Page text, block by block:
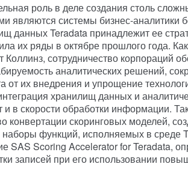
роль в деле создания столь
являются системы бизнес-аналитики
данных Teradata принадлежит ее
их ряды в октябре прошлого года.
Коллинз, сотрудничество корпораций
аналитических решений,
от их внедрения и упрощение
хранилищ данных и
и в скорости обработки информации.
конвертации скоринговых моделей,
наборы функций, исполняемых в среде
SAS Scoring Accelerator for Teradata,
записей при его использовании